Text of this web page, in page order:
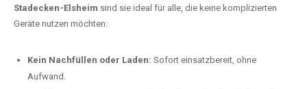
Stadecken-Elsheim sind sie ideal für alle, die keine komplizierten
Geräte nutzen möchten:
Kein Nachfüllen oder Laden: Sofort einsatzbereit, ohne
Aufwand.